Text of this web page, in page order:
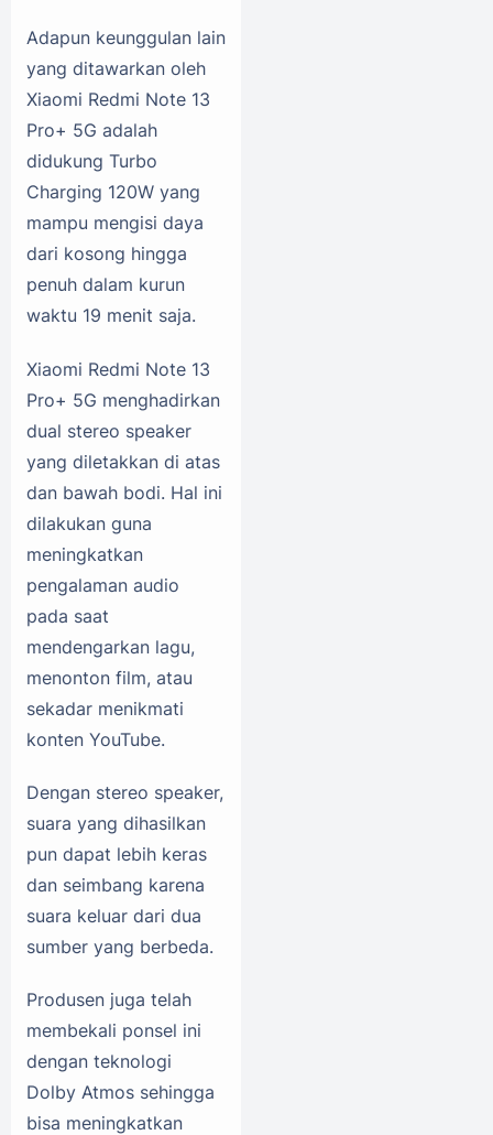
Adapun keunggulan lain
yang ditawarkan oleh
Xiaomi Redmi Note 13
Pro+ 5G adalah
didukung Turbo
Charging 120W yang
mampu mengisi daya
dari kosong hingga
penuh dalam kurun
waktu 19 menit saja.
Xiaomi Redmi Note 13
Pro+ 5G menghadirkan
dual stereo speaker
yang diletakkan di atas
dan bawah bodi. Hal ini
dilakukan guna
meningkatkan
pengalaman audio
pada saat
mendengarkan lagu,
menonton film, atau
sekadar menikmati
konten YouTube.
Dengan stereo speaker,
suara yang dihasilkan
pun dapat lebih keras
dan seimbang karena
suara keluar dari dua
sumber yang berbeda.
Produsen juga telah
membekali ponsel ini
dengan teknologi
Dolby Atmos sehingga
bisa meningkatkan